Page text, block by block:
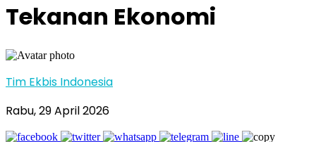
Tekanan Ekonomi
Tim Ekbis Indonesia
Rabu, 29 April 2026